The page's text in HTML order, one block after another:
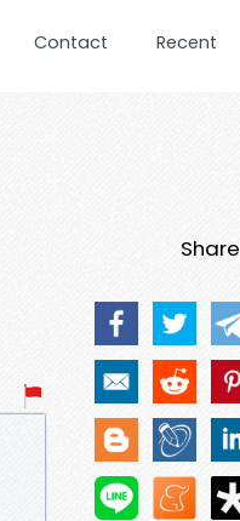
Contact Recent
Share